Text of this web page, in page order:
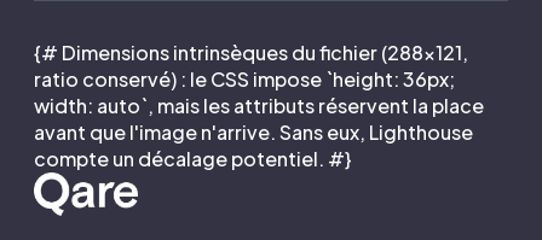
{# Dimensions intrinsèques du fichier (288×121,
ratio conservé) : le CSS impose `height: 36px;
width: auto`, mais les attributs réservent la place
avant que l'image n'arrive. Sans eux, Lighthouse
compte un décalage potentiel. #}